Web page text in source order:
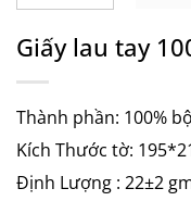
Giấy lau tay
Thành phần: 100%
Kích Thước tờ:
Định Lượng : 22±2